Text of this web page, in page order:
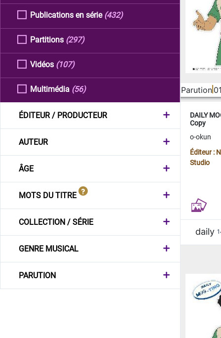
Publications en série (432)
Partitions (297)
Vidéos (107)
Multimédia (56)
ÉDITEUR / PRODUCTEUR
AUTEUR
ÂGE
MOTS DU TITRE
COLLECTION / SÉRIE
GENRE MUSICAL
PARUTION
Parution
DAILY
Copy
o-okun
Éditeur :
Studio
daily